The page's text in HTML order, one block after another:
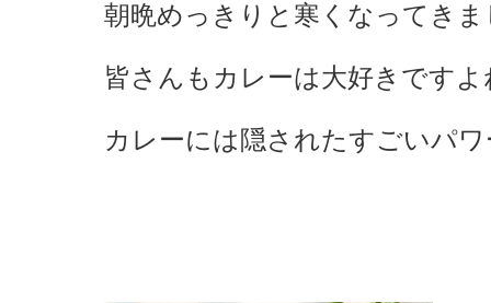
朝晩めっきりと寒くなってき
皆さんもカレーは大好きですよ
カレーには隠されたすごいパ